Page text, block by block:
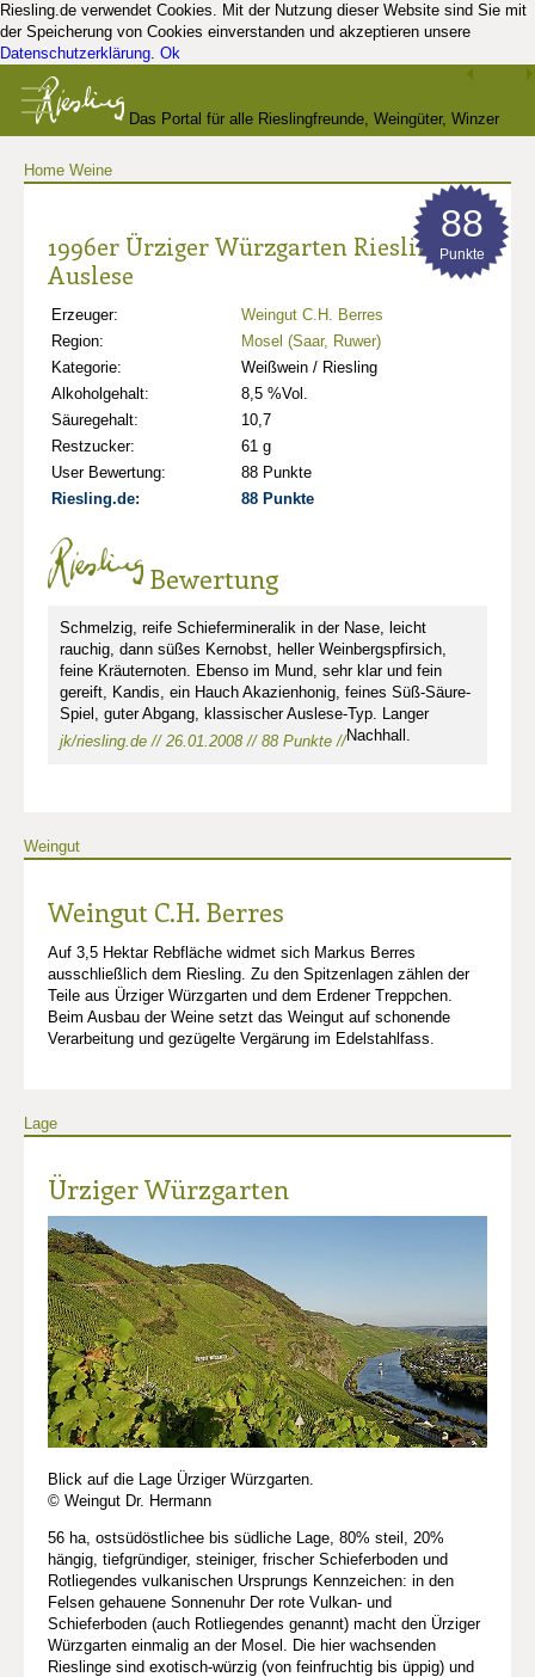
Riesling.de verwendet Cookies. Mit der Nutzung dieser Website sind Sie mit
der Speicherung von Cookies einverstanden und akzeptieren unsere
Datenschutzerklärung. Ok
Das Portal für alle Rieslingfreunde, Weingüter, Winzer
Home Weine
1996er Ürziger Würzgarten Riesling
Auslese
Erzeuger:
Weingut C.H. Berres
Region:
Mosel (Saar, Ruwer)
Kategorie:
Weißwein / Riesling
Alkoholgehalt:
8,5 %Vol.
Säuregehalt:
10,7
Restzucker:
61 g
User Bewertung:
88 Punkte
Riesling.de:
88 Punkte
88
Punkte
Bewertung
Schmelzig, reife Schiefermineralik in der Nase, leicht
rauchig, dann süßes Kernobst, heller Weinbergspfirsich,
feine Kräuternoten. Ebenso im Mund, sehr klar und fein
gereift, Kandis, ein Hauch Akazienhonig, feines Süß-Säure-
Spiel, guter Abgang, klassischer Auslese-Typ. Langer
Nachhall.
jk/riesling.de // 26.01.2008 // 88 Punkte //
Weingut
Weingut C.H. Berres
Auf 3,5 Hektar Rebfläche widmet sich Markus Berres
ausschließlich dem Riesling. Zu den Spitzenlagen zählen der
Teile aus Ürziger Würzgarten und dem Erdener Treppchen.
Beim Ausbau der Weine setzt das Weingut auf schonende
Verarbeitung und gezügelte Vergärung im Edelstahlfass.
Lage
Ürziger Würzgarten
Blick auf die Lage Ürziger Würzgarten.
© Weingut Dr. Hermann
56 ha, ostsüdöstlichee bis südliche Lage, 80% steil, 20%
hängig, tiefgründiger, steiniger, frischer Schieferboden und
Rotliegendes vulkanischen Ursprungs Kennzeichen: in den
Felsen gehauene Sonnenuhr Der rote Vulkan- und
Schieferboden (auch Rotliegendes genannt) macht den Ürziger
Würzgarten einmalig an der Mosel. Die hier wachsenden
Rieslinge sind exotisch-würzig (von feinfruchtig bis üppig) und